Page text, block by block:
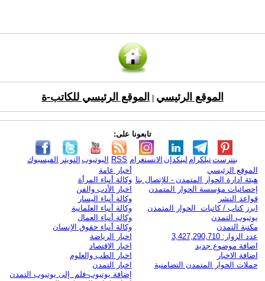
الموقع الرئيسي الموقع الرئيسي للكاتب-ة
تابعونا على:
الفيسبوك التويتر اليوتيوب RSS الانستغرام لينكدإن تيلكرامبنترست
الموقع الرئيسي
هيئة ادارة الحوار المتمدن - للإتصال بنا
إحصائيات مؤسسة الحوار المتمدن
قواعد النشر
ابرز كتاب / كاتبات الحوار المتمدن
يوتيوب التمدن
مكتبة التمدن
عدد الزوار: 3,427,290,710
اضافة موضوع جديد
اضافة الاخبار
حملات الحوار المتمدن التضامنية
أخبار عامة
وكالة أنباء المرأة
اخبار الأدب والفن
وكالة أنباء اليسار
وكالة أنباء العلمانية
وكالة أنباء العمال
وكالة أنباء حقوق الإنسان
اخبار الرياضة
اخبار الاقتصاد
اخبار الطب والعلوم
اخبار التمدن
إضافة يوتيوب-فلم إلى يوتيوب التمدن